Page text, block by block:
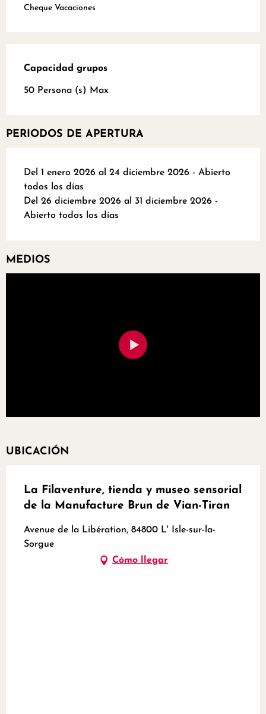
Cheque Vacaciones
Capacidad grupos
Capacidad grupos
50 Persona (s) Max
PERIODOS DE APERTURA
Del 1 enero 2026 al 24 diciembre 2026 - Abierto
todos los días
Del 26 diciembre 2026 al 31 diciembre 2026 -
Abierto todos los días
MEDIOS
UBICACIÓN
La Filaventure, tienda y museo sensorial
de la Manufacture Brun de Vian-Tiran
Avenue de la Libération, 84800 L' Isle-sur-la-
Sorgue
Cómo llegar